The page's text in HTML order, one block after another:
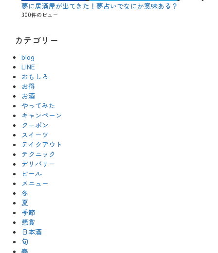
夢に居酒屋が出てきた！夢占いでなにか意味ある？
300件のビュー
カテゴリー
blog
LINE
おもしろ
お得
お酒
やってみた
キャンペーン
クーポン
スイーツ
テイクアウト
テクニック
デリバリー
ビール
メニュー
冬
夏
季節
懸賞
日本酒
旬
春